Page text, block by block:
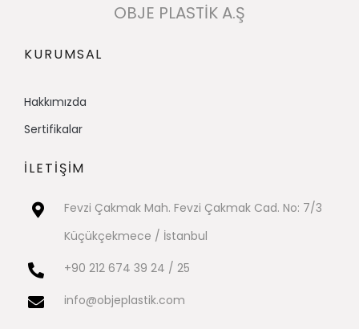
OBJE PLASTİK A.Ş
KURUMSAL
Hakkımızda​
Sertifikalar
İLETİŞİM
Fevzi Çakmak Mah. Fevzi Çakmak Cad. No: 7/3
Küçükçekmece / İstanbul
+90 212 674 39 24 / 25
info@objeplastik.com